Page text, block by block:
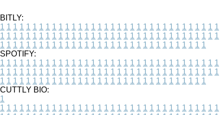
BITLY:
1 1 1 1 1 1 1 1 1 1 1 1 1 1 1 1 1 1 1 1 1 1 1 1 1 1 1 1 1 1 1 1 1 1
1 1 1 1 1 1 1 1 1 1 1 1 1 1 1 1 1 1 1 1 1 1 1 1 1 1 1 1 1 1 1 1 1 1
1 1 1 1 1 1 1 1 1 1 1 1 1 1 1 1 1 1 1 1 1 1 1 1 1 1 1 1 1 1 1 1
SPOTIFY:
1 1 1 1 1 1 1 1 1 1 1 1 1 1 1 1 1 1 1 1 1 1 1 1 1 1 1 1 1 1 1 1 1 1
1 1 1 1 1 1 1 1 1 1 1 1 1 1 1 1 1 1 1 1 1 1 1 1 1 1 1 1 1 1 1 1 1 1
1 1 1 1 1 1 1 1 1 1 1 1 1 1 1 1 1 1 1 1 1 1 1 1 1 1 1 1 1 1 1 1
CUTTLY BIO:
1
1 1 1 1 1 1 1 1 1 1 1 1 1 1 1 1 1 1 1 1 1 1 1 1 1 1 1 1 1 1 1 1 1 1